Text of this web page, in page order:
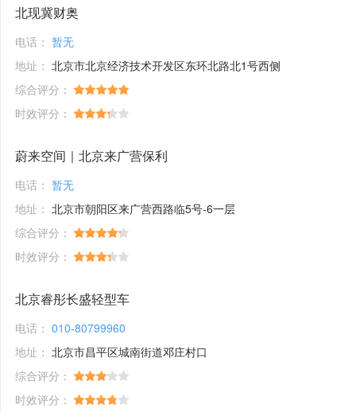
北现冀财奥
电话： 暂无
地址： 北京市北京经济技术开发区东环北路北1号西侧
综合评分：
时效评分：
蔚来空间｜北京来广营保利
电话： 暂无
地址： 北京市朝阳区来广营西路临5号-6一层
综合评分：
时效评分：
北京睿彤长盛轻型车
电话： 010-80799960
地址： 北京市昌平区城南街道邓庄村口
综合评分：
时效评分：